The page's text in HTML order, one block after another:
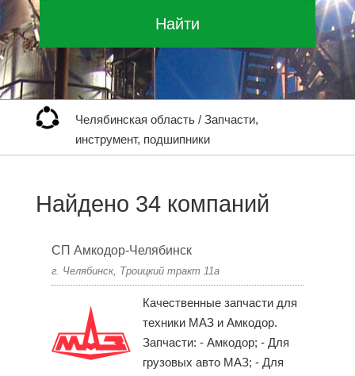
Найти
Челябинская область / Запчасти,
инструмент, подшипники
Найдено 34 компаний
СП Амкодор-Челябинск
г. Челябинск, Троицкий тракт 11а
Качественные запчасти для
техники МАЗ и Амкодор.
Запчасти: - Амкодор; - Для
грузовых авто МАЗ; - Для